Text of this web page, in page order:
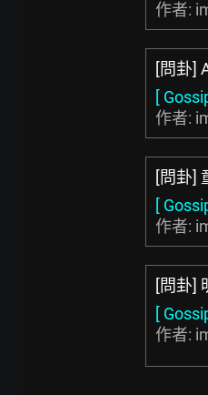
作者:
[問卦]
[
作者:
[問卦]
[
作者:
[問卦]
[
作者: